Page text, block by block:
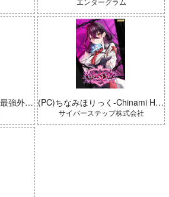
(BD)「悲劇の元凶となる最強外道ラスボス女王は民の為に尽くします。 Season2」BD-BOX 上巻 (PC)ちなみほりっく-Chinami Holic 特典付き 限定ボックス
サイバーステップ株式会社